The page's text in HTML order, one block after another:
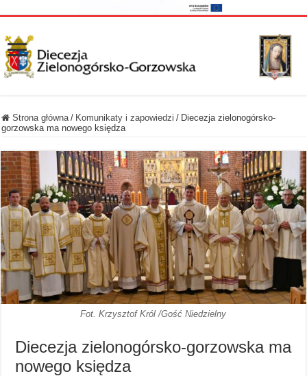
Strona główna / Komunikaty i zapowiedzi / Diecezja zielonogórsko-
gorzowska ma nowego księdza
Fot. Krzysztof Król /Gość Niedzielny
Diecezja zielonogórsko-gorzowska ma
nowego księdza